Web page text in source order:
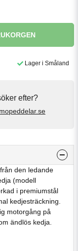
Lager i Småland
efter?
den ledande
(modell
i premiumstål
kedjesträckning.
motorgång på
ändlös kedja.